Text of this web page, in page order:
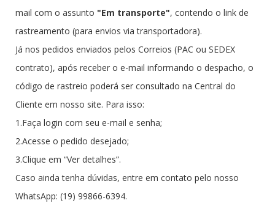
mail com o assunto "Em transporte", contendo o link de
rastreamento (para envios via transportadora).
Já nos pedidos enviados pelos Correios (PAC ou SEDEX
contrato), após receber o e-mail informando o despacho, o
código de rastreio poderá ser consultado na Central do
Cliente em nosso site. Para isso:
1.Faça login com seu e-mail e senha;
2.Acesse o pedido desejado;
3.Clique em “Ver detalhes”.
Caso ainda tenha dúvidas, entre em contato pelo nosso
WhatsApp: (19) 99866-6394.